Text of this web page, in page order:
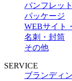
パンフレット
パッケージ
WEBサイト
名刺・封筒
その他
SERVICE
ブランディ